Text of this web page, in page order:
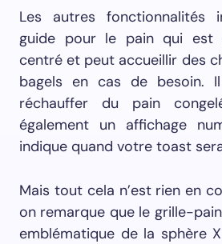
Les autres fonctionnalités
guide pour le pain qui est
centré et peut accueillir des
bagels en cas de besoin.
réchauffer du pain
également un affichage
indique quand votre toast
Mais tout cela n’est rien en
on remarque que le grille-
emblématique de la sphère